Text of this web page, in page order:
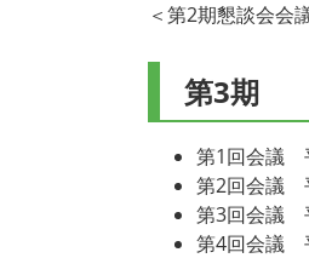
＜第2期懇談会会
第3期
第1回会議
第2回会議
第3回会議
第4回会議